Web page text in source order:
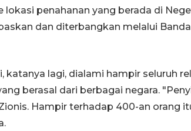
lokasi penahanan yang berada di
dan diterbangkan melalui
katanya lagi, dialami hampir seluruh
berasal dari berbagai negara.
Hampir terhadap 400-an orang